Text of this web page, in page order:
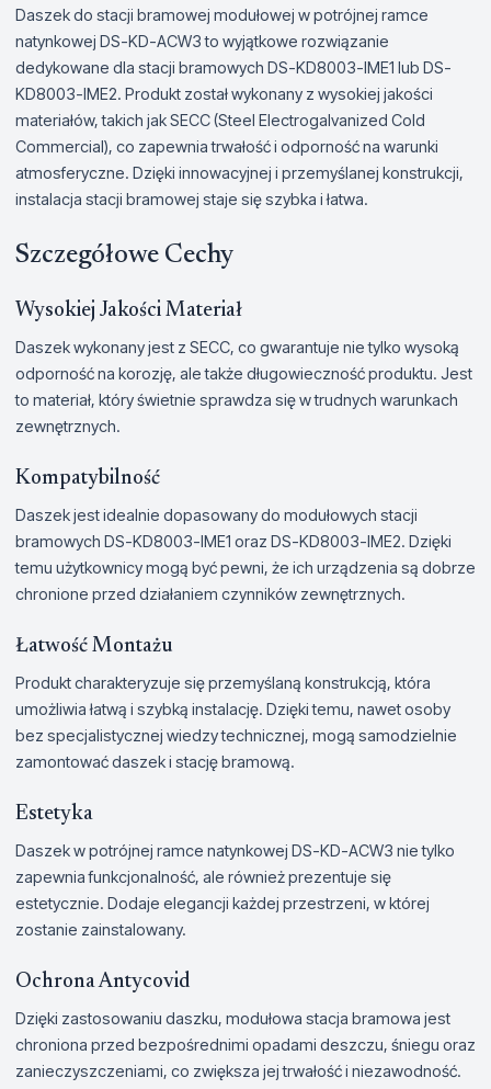
Daszek do stacji bramowej modułowej w potrójnej ramce
natynkowej DS-KD-ACW3 to wyjątkowe rozwiązanie
dedykowane dla stacji bramowych DS-KD8003-IME1 lub DS-
KD8003-IME2. Produkt został wykonany z wysokiej jakości
materiałów, takich jak SECC (Steel Electrogalvanized Cold
Commercial), co zapewnia trwałość i odporność na warunki
atmosferyczne. Dzięki innowacyjnej i przemyślanej konstrukcji,
instalacja stacji bramowej staje się szybka i łatwa.
Szczegółowe Cechy
Wysokiej Jakości Materiał
Daszek wykonany jest z SECC, co gwarantuje nie tylko wysoką
odporność na korozję, ale także długowieczność produktu. Jest
to materiał, który świetnie sprawdza się w trudnych warunkach
zewnętrznych.
Kompatybilność
Daszek jest idealnie dopasowany do modułowych stacji
bramowych DS-KD8003-IME1 oraz DS-KD8003-IME2. Dzięki
temu użytkownicy mogą być pewni, że ich urządzenia są dobrze
chronione przed działaniem czynników zewnętrznych.
Łatwość Montażu
Produkt charakteryzuje się przemyślaną konstrukcją, która
umożliwia łatwą i szybką instalację. Dzięki temu, nawet osoby
bez specjalistycznej wiedzy technicznej, mogą samodzielnie
zamontować daszek i stację bramową.
Estetyka
Daszek w potrójnej ramce natynkowej DS-KD-ACW3 nie tylko
zapewnia funkcjonalność, ale również prezentuje się
estetycznie. Dodaje elegancji każdej przestrzeni, w której
zostanie zainstalowany.
Ochrona Antycovid
Dzięki zastosowaniu daszku, modułowa stacja bramowa jest
chroniona przed bezpośrednimi opadami deszczu, śniegu oraz
zanieczyszczeniami, co zwiększa jej trwałość i niezawodność.